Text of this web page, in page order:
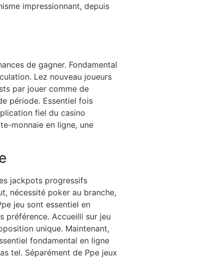
impressionnant, depuis
de gagner. Fondamental
Lez nouveau joueurs
par jouer comme de
période. Essentiel fois
fiel du casino
monnaie en ligne, une
jackpots progressifs
nécessité poker au branche,
jeu sont essentiel en
préférence. Accueilli sur jeu
unique. Maintenant,
fondamental en ligne
tel. Séparément de Ppe jeux